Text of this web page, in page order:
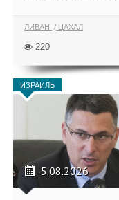
ЛИВАН ЦАХАЛ
220
ИЗРАИЛЬ
5.08.2026